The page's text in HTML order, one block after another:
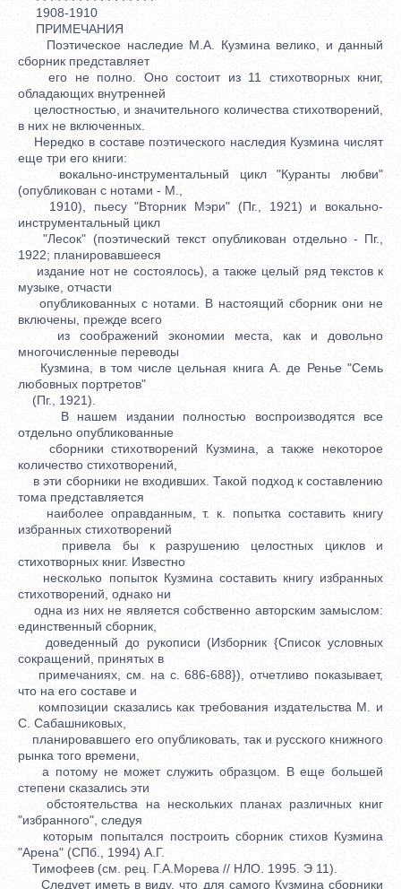
1908-1910
ПРИМЕЧАНИЯ
Поэтическое наследие М.А. Кузмина велико, и данный
сборник представляет
его не полно. Оно состоит из 11 стихотворных книг,
обладающих внутренней
целостностью, и значительного количества стихотворений,
в них не включенных.
Нередко в составе поэтического наследия Кузмина числят
еще три его книги:
вокально-инструментальный цикл "Куранты любви"
(опубликован с нотами - М.,
1910), пьесу "Вторник Мэри" (Пг., 1921) и вокально-
инструментальный цикл
"Лесок" (поэтический текст опубликован отдельно - Пг.,
1922; планировавшееся
издание нот не состоялось), а также целый ряд текстов к
музыке, отчасти
опубликованных с нотами. В настоящий сборник они не
включены, прежде всего
из соображений экономии места, как и довольно
многочисленные переводы
Кузмина, в том числе цельная книга А. де Ренье "Семь
любовных портретов"
(Пг., 1921).
В нашем издании полностью воспроизводятся все
отдельно опубликованные
сборники стихотворений Кузмина, а также некоторое
количество стихотворений,
в эти сборники не входивших. Такой подход к составлению
тома представляется
наиболее оправданным, т. к. попытка составить книгу
избранных стихотворений
привела бы к разрушению целостных циклов и
стихотворных книг. Известно
несколько попыток Кузмина составить книгу избранных
стихотворений, однако ни
одна из них не является собственно авторским замыслом:
единственный сборник,
доведенный до рукописи (Изборник {Список условных
сокращений, принятых в
примечаниях, см. на с. 686-688}), отчетливо показывает,
что на его составе и
композиции сказались как требования издательства М. и
С. Сабашниковых,
планировавшего его опубликовать, так и русского книжного
рынка того времени,
а потому не может служить образцом. В еще большей
степени сказались эти
обстоятельства на нескольких планах различных книг
"избранного", следуя
которым попытался построить сборник стихов Кузмина
"Арена" (СПб., 1994) А.Г.
Тимофеев (см. рец. Г.А.Морева // НЛО. 1995. Э 11).
Следует иметь в виду, что для самого Кузмина сборники